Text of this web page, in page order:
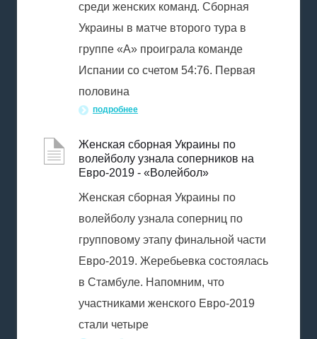
среди женских команд. Сборная
Украины в матче второго тура в
группе «А» проиграла команде
Испании со счетом 54:76. Первая
половина
подробнее
Женская сборная Украины по
волейболу узнала соперников на
Евро-2019 - «Волейбол»
Женская сборная Украины по
волейболу узнала соперниц по
групповому этапу финальной части
Евро-2019. Жеребьевка состоялась
в Стамбуле. Напомним, что
участниками женского Евро-2019
стали четыре